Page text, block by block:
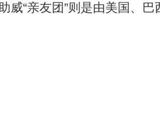
威“亲友团”则是由美国、